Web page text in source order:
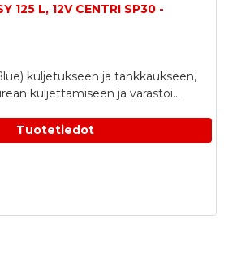
125 L, 12V CENTRI SP30 -
kuljetukseen ja tankkaukseen,
kuljettamiseen ja varastoi...
Tuotetiedot